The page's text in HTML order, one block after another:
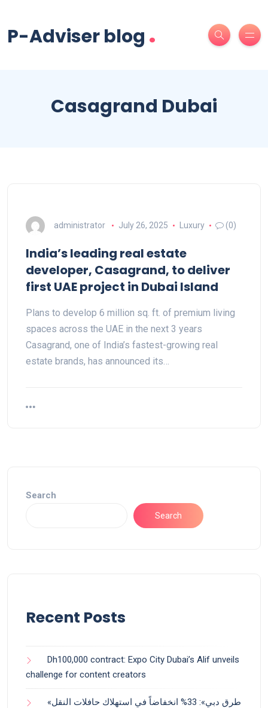
P-Adviser blog .
Casagrand Dubai
administrator July 26, 2025 Luxury (0)
India’s leading real estate
developer, Casagrand, to deliver
first UAE project in Dubai Island
Plans to develop 6 million sq. ft. of premium living
spaces across the UAE in the next 3 years
Casagrand, one of India’s fastest-growing real
estate brands, has announced its…
Search
Search
Recent Posts
Dh100,000 contract: Expo City Dubai’s Alif unveils
challenge for content creators
«طرق دبي»: 33% انخفاضاً في استهلاك حافلات النقل